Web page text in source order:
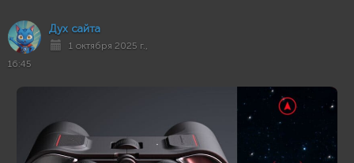
Дух сайта
1 октября 2025 г.,
16:45